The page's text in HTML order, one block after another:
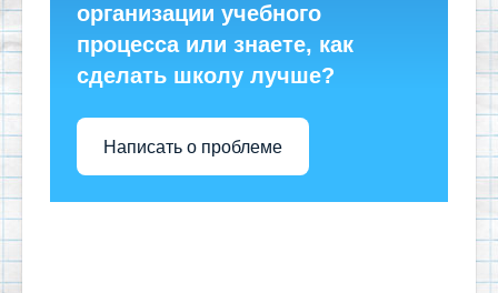
организации учебного
процесса или знаете, как
сделать школу лучше?
Написать о проблеме